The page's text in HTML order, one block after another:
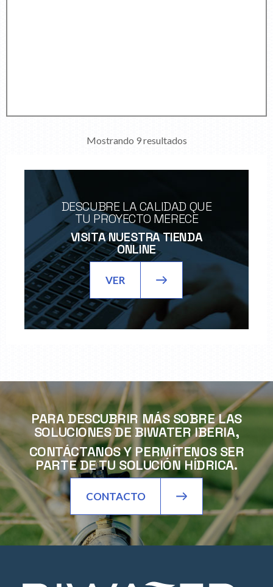
Mostrando 9 resultados
DESCUBRE LA CALIDAD QUE
TU PROYECTO MERECE
VISITA NUESTRA TIENDA
ONLINE
VER
PARA DESCUBRIR MÁS SOBRE LAS
SOLUCIONES DE BIWATER IBERIA,
CONTÁCTANOS Y PERMÍTENOS SER
PARTE DE TU SOLUCIÓN HÍDRICA.
CONTACTO